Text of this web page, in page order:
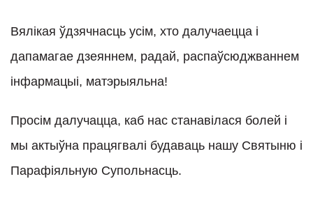
Вялікая ўдзячнасць усім, хто далучаецца і
дапамагае дзеяннем, радай, распаўсюджваннем
інфармацыі, матэрыяльна!
Просім далучацца, каб нас станавілася болей і
мы актыўна працягвалі будаваць нашу Святыню і
Парафіяльную Супольнасць.